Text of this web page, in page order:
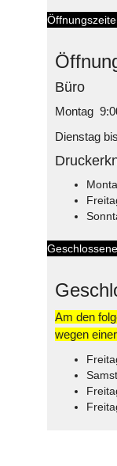
Büro
Montag
Dienstag
Am den
wegen